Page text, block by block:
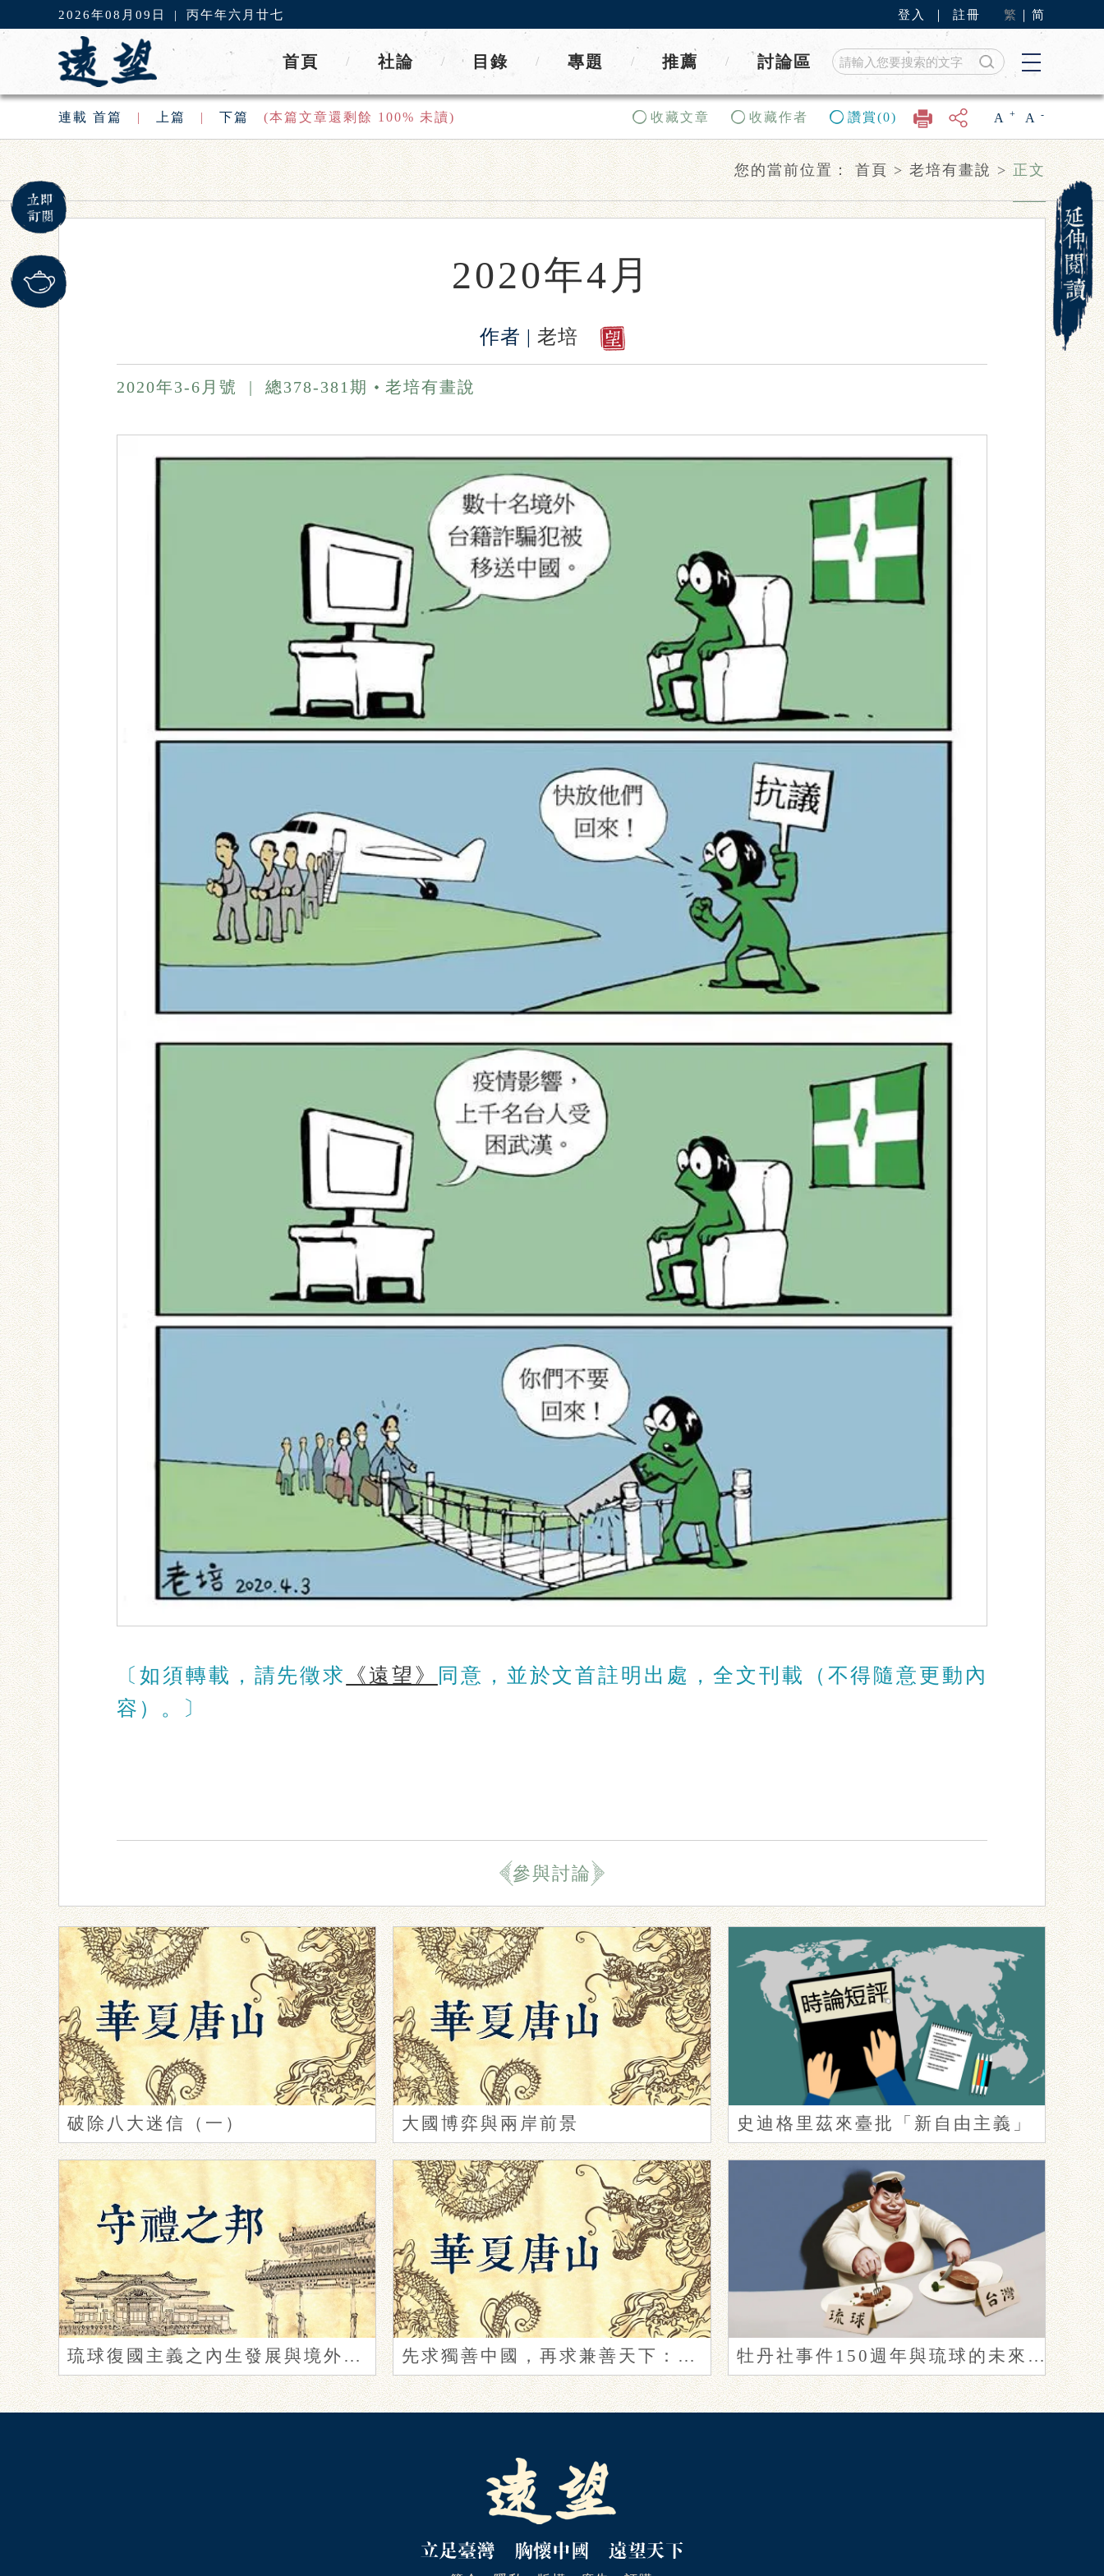
2026年08月09日 | 丙午年六月廿七 登入 註冊 繁 简
首頁 / 社論 / 目錄 / 專題 / 推薦 / 討論區
連載 首篇 | 上篇 | 下篇 (本篇文章還剩餘 100% 未讀) 收藏文章 收藏作者 讚賞(0) A + A -
您的當前位置：首頁>老培有畫說 >正文
2020年4月
作者 | 老培
2020年3-6月號 | 總378-381期 老培有畫說
〔如須轉載，請先徵求 《遠望》
同意，並於文首註明出處，全文刊載（不得隨意更動內
容）。〕
參與討論
破除八大迷信（一） 大國博弈與兩岸前景 史迪格里茲來臺批「新自由主義」
琉球復國主義之內生發展與境外關係概論 先求獨善中國，再求兼善天下：今日中國的文明自覺 牡丹社事件150週年與琉球的未來（下）